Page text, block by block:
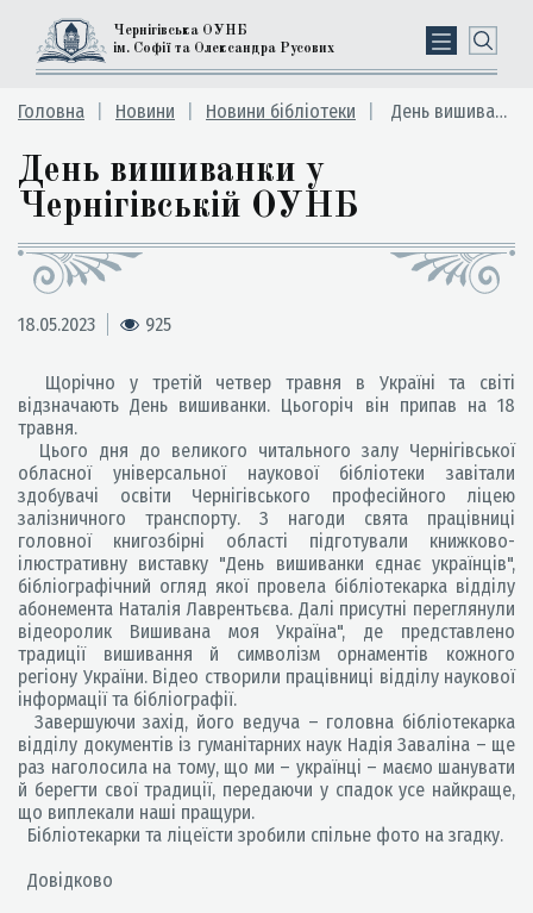
Чернігівська ОУНБ
ім. Софії та Олександра Русових
Головна Новини Новини бібліотеки День вишиванки у Чернігівській ОУНБ
День вишиванки у
Чернігівській ОУНБ
18.05.2023 925
Щорічно у третій четвер травня в Україні та світі
відзначають День вишиванки. Цьогоріч він припав на 18
травня.
Цього дня до великого читального залу Чернігівської
обласної універсальної наукової бібліотеки завітали
здобувачі освіти Чернігівського професійного ліцею
залізничного транспорту. З нагоди свята працівниці
головної книгозбірні області підготували книжково-
ілюстративну виставку "День вишиванки єднає українців",
бібліографічний огляд якої провела бібліотекарка відділу
абонемента Наталія Лаврентьєва. Далі присутні переглянули
відеоролик Вишивана моя Україна", де представлено
традиції вишивання й символізм орнаментів кожного
регіону України. Відео створили працівниці відділу наукової
інформації та бібліографії.
Завершуючи захід, його ведуча – головна бібліотекарка
відділу документів із гуманітарних наук Надія Заваліна – ще
раз наголосила на тому, що ми – українці – маємо шанувати
й берегти свої традиції, передаючи у спадок усе найкраще,
що виплекали наші пращури.
Бібліотекарки та ліцеїсти зробили спільне фото на згадку.
Довідково